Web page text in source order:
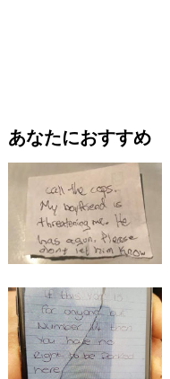
あなたにおすすめ